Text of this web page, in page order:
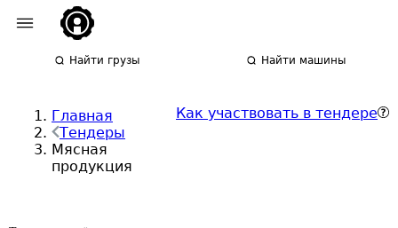
Найти грузы Найти машины
Главная
Тендеры
Мясная
продукция
Как участвовать в тендере